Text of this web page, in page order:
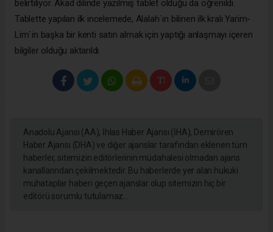
belirtiliyor. Akad dilinde yazılmış tablet olduğu da öğrenildi.
Tablette yapılan ilk incelemede, Alalah`ın bilinen ilk kralı Yarim-
Lim`in başka bir kenti satın almak için yaptığı anlaşmayı içeren
bilgiler olduğu aktarıldı.
Anadolu Ajansı (AA), İhlas Haber Ajansı (İHA), Demirören
Haber Ajansı (DHA) ve diğer ajanslar tarafından eklenen tüm
haberler, sitemizin editörlerinin müdahalesi olmadan ajans
kanallarından çekilmektedir. Bu haberlerde yer alan hukuki
muhataplar haberi geçen ajanslar olup sitemizin hiç bir
editörü sorumlu tutulamaz...